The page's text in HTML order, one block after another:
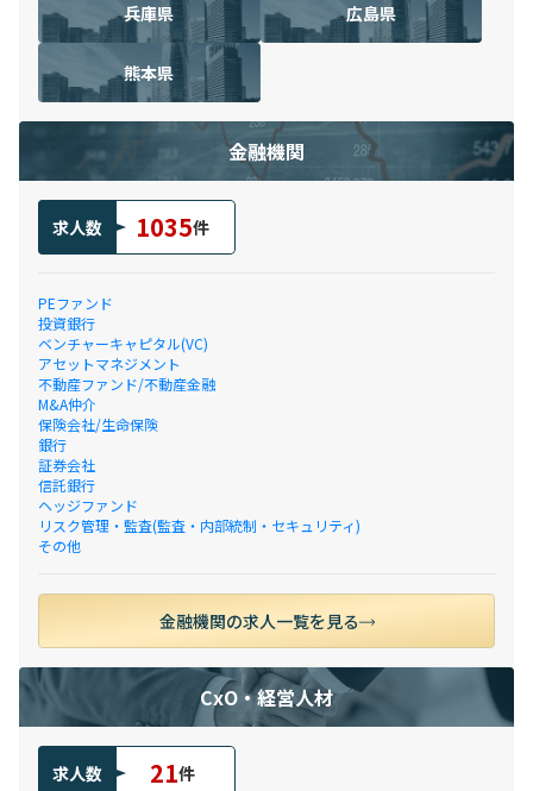
兵庫県 広島県
熊本県
金融機関
求人数 1035件
PEファンド
投資銀行
ベンチャーキャピタル(VC)
アセットマネジメント
不動産ファンド/不動産金融
M&A仲介
保険会社/生命保険
銀行
証券会社
信託銀行
ヘッジファンド
リスク管理・監査(監査・内部統制・セキュリティ)
その他
金融機関の求人一覧を見る
CxO・経営人材
求人数 21件